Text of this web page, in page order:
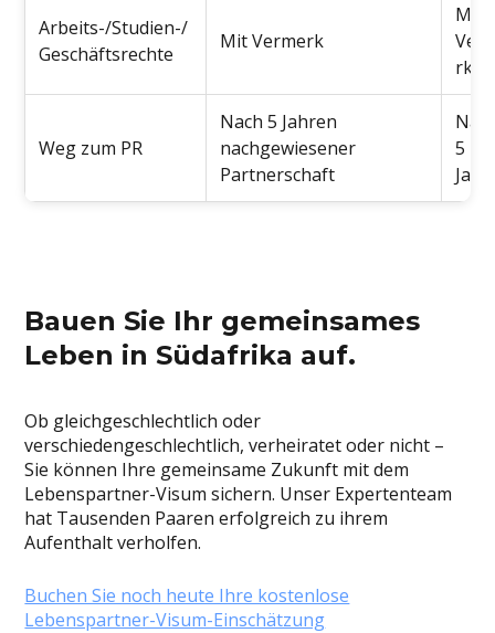
Arbeits-/Studien-/
Geschäftsrechte
Mit Vermerk
Mit
rk
Weg zum PR
Nach 5 Jahren
nachgewiesener
Partnerschaft
5
Bauen Sie Ihr gemeinsames
Leben in Südafrika auf.
Ob gleichgeschlechtlich oder
verschiedengeschlechtlich, verheiratet oder nicht –
Sie können Ihre gemeinsame Zukunft mit dem
Lebenspartner-Visum sichern. Unser Expertenteam
hat Tausenden Paaren erfolgreich zu ihrem
Aufenthalt verholfen.
Buchen Sie noch heute Ihre kostenlose
Lebenspartner-Visum-Einschätzung